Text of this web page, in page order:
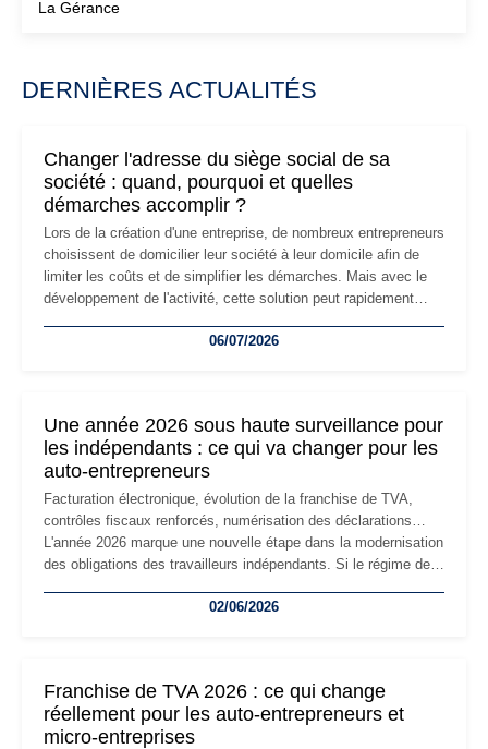
La Gérance
DERNIÈRES ACTUALITÉS
Changer l'adresse du siège social de sa
société : quand, pourquoi et quelles
démarches accomplir ?
Lors de la création d'une entreprise, de nombreux entrepreneurs
choisissent de domicilier leur société à leur domicile afin de
limiter les coûts et de simplifier les démarches. Mais avec le
développement de l'activité, cette solution peut rapidement
professionnels, recrutement, image de marque… Le
06/07/2026
Une année 2026 sous haute surveillance pour
les indépendants : ce qui va changer pour les
auto-entrepreneurs
Facturation électronique, évolution de la franchise de TVA,
contrôles fiscaux renforcés, numérisation des déclarations…
L'année 2026 marque une nouvelle étape dans la modernisation
des obligations des travailleurs indépendants. Si le régime de
les auto-entrepreneurs devront s'adapter à un environnement
02/06/2026
Franchise de TVA 2026 : ce qui change
réellement pour les auto-entrepreneurs et
micro-entreprises